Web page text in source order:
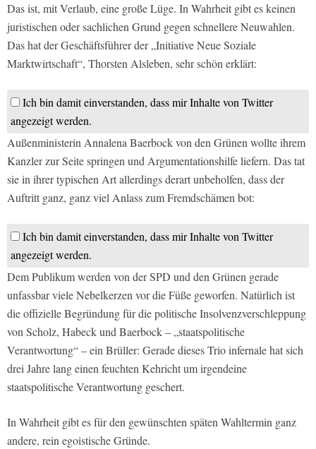
Das ist, mit Verlaub, eine große Lüge. In Wahrheit gibt es keinen
juristischen oder sachlichen Grund gegen schnellere Neuwahlen.
Das hat der Geschäftsführer der „Initiative Neue Soziale
Marktwirtschaft“, Thorsten Alsleben, sehr schön erklärt:
Ich bin damit einverstanden, dass mir Inhalte von Twitter
angezeigt werden.
Außenministerin Annalena Baerbock von den Grünen wollte ihrem
Kanzler zur Seite springen und Argumentationshilfe liefern. Das tat
sie in ihrer typischen Art allerdings derart unbeholfen, dass der
Auftritt ganz, ganz viel Anlass zum Fremdschämen bot:
Ich bin damit einverstanden, dass mir Inhalte von Twitter
angezeigt werden.
Dem Publikum werden von der SPD und den Grünen gerade
unfassbar viele Nebelkerzen vor die Füße geworfen. Natürlich ist
die offizielle Begründung für die politische Insolvenzverschleppung
von Scholz, Habeck und Baerbock – „staatspolitische
Verantwortung“ – ein Brüller: Gerade dieses Trio infernale hat sich
drei Jahre lang einen feuchten Kehricht um irgendeine
staatspolitische Verantwortung geschert.
In Wahrheit gibt es für den gewünschten späten Wahltermin ganz
andere, rein egoistische Gründe.